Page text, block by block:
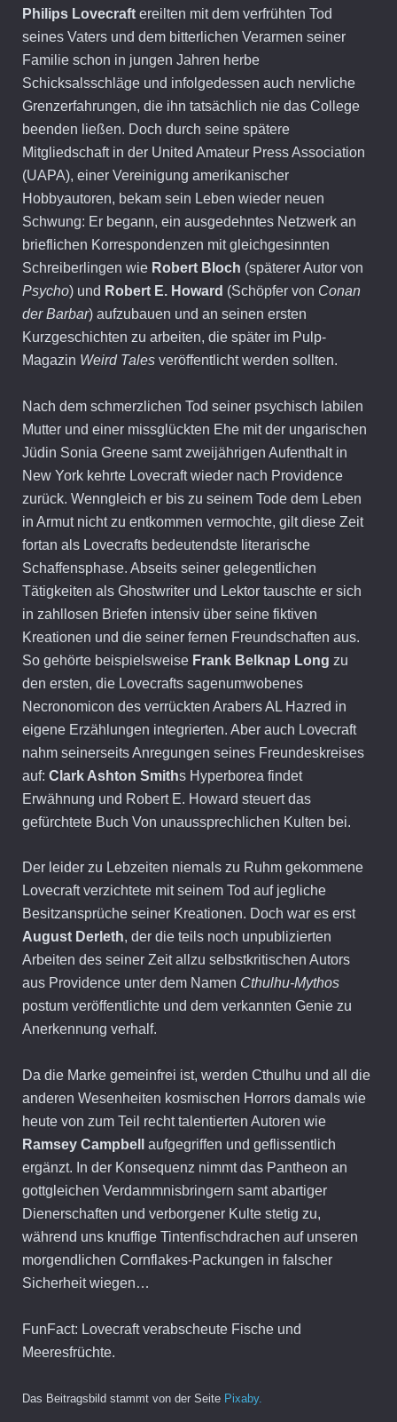
Philips Lovecraft ereilten mit dem verfrühten Tod
seines Vaters und dem bitterlichen Verarmen seiner
Familie schon in jungen Jahren herbe
Schicksalsschläge und infolgedessen auch nervliche
Grenzerfahrungen, die ihn tatsächlich nie das College
beenden ließen. Doch durch seine spätere
Mitgliedschaft in der United Amateur Press Association
(UAPA), einer Vereinigung amerikanischer
Hobbyautoren, bekam sein Leben wieder neuen
Schwung: Er begann, ein ausgedehntes Netzwerk an
brieflichen Korrespondenzen mit gleichgesinnten
Schreiberlingen wie Robert Bloch (späterer Autor von
Psycho) und Robert E. Howard (Schöpfer von Conan
der Barbar) aufzubauen und an seinen ersten
Kurzgeschichten zu arbeiten, die später im Pulp-
Magazin Weird Talesveröffentlicht werden sollten.
Nach dem schmerzlichen Tod seiner psychisch labilen
Mutter und einer missglückten Ehe mit der ungarischen
Jüdin Sonia Greene samt zweijährigen Aufenthalt in
New York kehrte Lovecraft wieder nach Providence
zurück. Wenngleich er bis zu seinem Tode dem Leben
in Armut nicht zu entkommen vermochte, gilt diese Zeit
fortan als Lovecrafts bedeutendste literarische
Schaffensphase. Abseits seiner gelegentlichen
Tätigkeiten als Ghostwriter und Lektor tauschte er sich
in zahllosen Briefen intensiv über seine fiktiven
Kreationen und die seiner fernen Freundschaften aus.
So gehörte beispielsweise Frank Belknap Long zu
den ersten, die Lovecrafts sagenumwobenes
Necronomicon des verrückten Arabers AL Hazred in
eigene Erzählungen integrierten. Aber auch Lovecraft
nahm seinerseits Anregungen seines Freundeskreises
auf: Clark Ashton Smiths Hyperborea findet
Erwähnung und Robert E. Howard steuert das
gefürchtete Buch Von unaussprechlichen Kulten bei.
Der leider zu Lebzeiten niemals zu Ruhm gekommene
Lovecraft verzichtete mit seinem Tod auf jegliche
Besitzansprüche seiner Kreationen. Doch war es erst
August Derleth, der die teils noch unpublizierten
Arbeiten des seiner Zeit allzu selbstkritischen Autors
aus Providence unter dem Namen Cthulhu-Mythos
postum veröffentlichte und dem verkannten Genie zu
Anerkennung verhalf.
Da die Marke gemeinfrei ist, werden Cthulhu und all die
anderen Wesenheiten kosmischen Horrors damals wie
heute von zum Teil recht talentierten Autoren wie
Ramsey Campbell
aufgegriffen und geflissentlich
ergänzt. In der Konsequenz nimmt das Pantheon an
gottgleichen Verdammnisbringern samt abartiger
Dienerschaften und verborgener Kulte stetig zu,
während uns knuffige Tintenfischdrachen auf unseren
morgendlichen Cornflakes-Packungen in falscher
Sicherheit wiegen…
FunFact: Lovecraft verabscheute Fische und
Meeresfrüchte.
Das Beitragsbild stammt von der Seite Pixaby.